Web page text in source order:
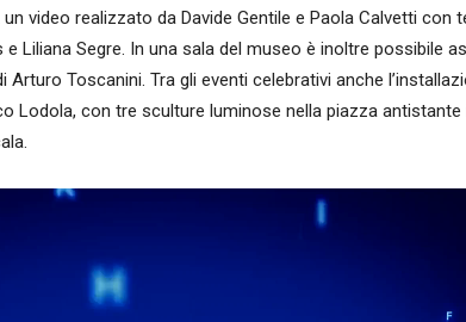
video realizzato da Davide Gentile e Paola Calvetti con
e Liliana Segre. In una sala del museo è inoltre possibile
Toscanini. Tra gli eventi celebrativi anche
Lodola, con tre sculture luminose nella piazza